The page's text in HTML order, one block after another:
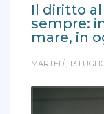
Il diritto
sempre:
mare, in
MARTEDÌ, 13